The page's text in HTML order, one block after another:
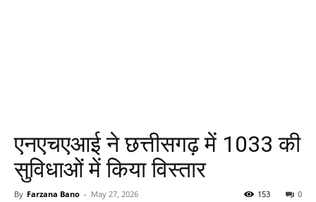
एनएचएआई ने छत्तीसगढ़ में 1033 की
सुविधाओं में किया विस्तार
By Farzana Bano - May 27, 2026 0
153